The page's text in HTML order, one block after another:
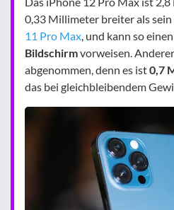
0,33 Millimeter breiter als sein
11 Pro Max , und kann so
Bildschirmvorweisen.
abgenommen, denn es ist0,7
das bei gleichbleibendem